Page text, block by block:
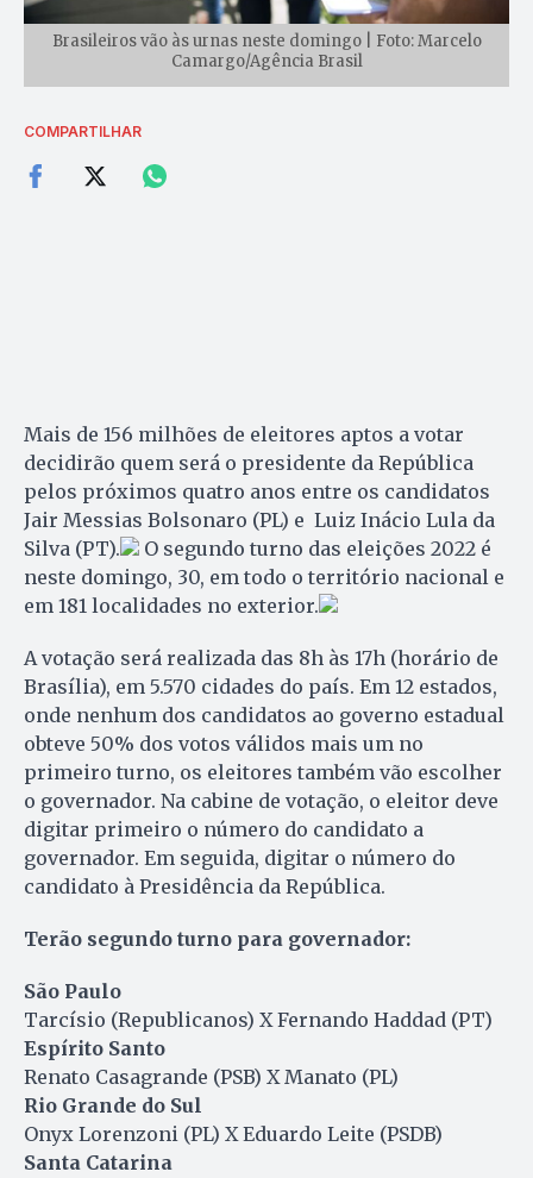
Brasileiros vão às urnas neste domingo | Foto: Marcelo
Camargo/Agência Brasil
COMPARTILHAR
Mais de 156 milhões de eleitores aptos a votar
decidirão quem será o presidente da República
pelos próximos quatro anos entre os candidatos
Jair Messias Bolsonaro (PL) e Luiz Inácio Lula da
Silva (PT).
O segundo turno das eleições 2022 é
neste domingo, 30, em todo o território nacional e
em 181 localidades no exterior.
A votação será realizada das 8h às 17h (horário de
Brasília), em 5.570 cidades do país. Em 12 estados,
onde nenhum dos candidatos ao governo estadual
obteve 50% dos votos válidos mais um no
primeiro turno, os eleitores também vão escolher
o governador. Na cabine de votação, o eleitor deve
digitar primeiro o número do candidato a
governador. Em seguida, digitar o número do
candidato à Presidência da República.
Terão segundo turno para governador:
São Paulo
Tarcísio (Republicanos) X Fernando Haddad (PT)
Espírito Santo
Renato Casagrande (PSB) X Manato (PL)
Rio Grande do Sul
Onyx Lorenzoni (PL) X Eduardo Leite (PSDB)
Santa Catarina